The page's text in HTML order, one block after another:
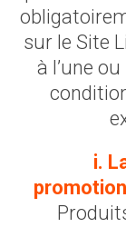
sur le Site
à l’une
i.